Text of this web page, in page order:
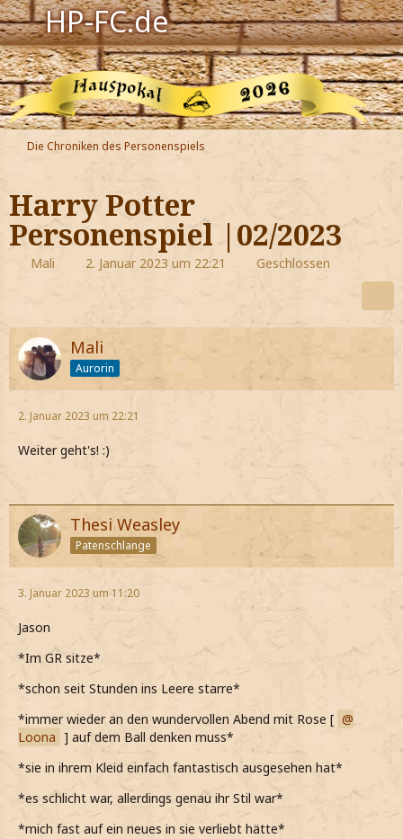
HP-FC.de
Navigation
Harry Potter
Der HP-FC
Hogwarts
Zauberwelt
Willkommen
Jetzt Fanclub-Mitglied werden!
Die Chroniken des Personenspiels
Harry Potter
Personenspiel |02/2023
Mali 2. Januar 2023 um 22:21 Geschlossen
Mali
Aurorin
2. Januar 2023 um 22:21
Weiter geht's! :)
Thesi Weasley
Patenschlange
3. Januar 2023 um 11:20
Jason
*Im GR sitze*
*schon seit Stunden ins Leere starre*
*immer wieder an den wundervollen Abend mit Rose [
Loona ] auf dem Ball denken muss*
*sie in ihrem Kleid einfach fantastisch ausgesehen hat*
*es schlicht war, allerdings genau ihr Stil war*
*mich fast auf ein neues in sie verliebt hätte*